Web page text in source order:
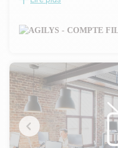
location des bureaux
ensemble immobilier de
Redevance RIE : 15 € HT/
Parking sous-sol : 1000,00
Honoraires de gestion :
facturés
Prime d'assurance
- Type de bail : Commercial
- Durée : 3/6/9 ans